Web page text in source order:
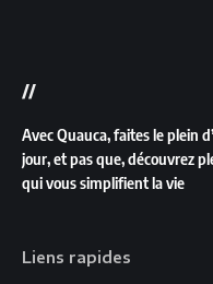
//
Avec Quauca, faites le plein
jour, et pas que, découvrez
qui vous simplifient la vie
Liens rapides